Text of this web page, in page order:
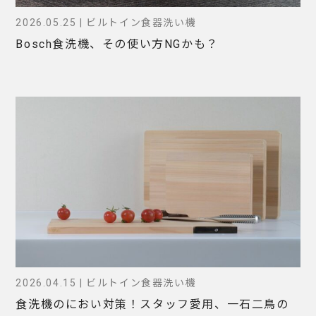
2026.05.25 | ビルトイン食器洗い機
Bosch食洗機、その使い方NGかも？
2026.04.15 | ビルトイン食器洗い機
食洗機のにおい対策！スタッフ愛用、一石二鳥の